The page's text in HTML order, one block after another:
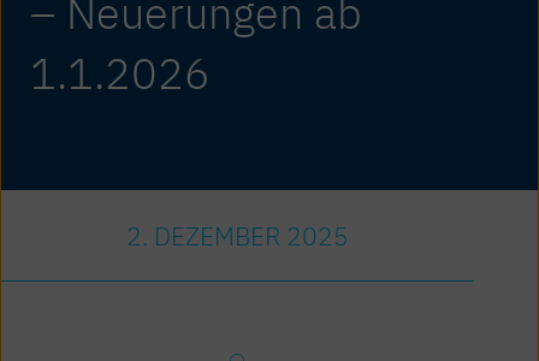
– Neuerungen ab
1.1.2026
2. DEZEMBER 2025